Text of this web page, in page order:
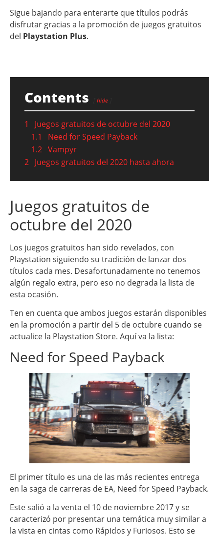
Sigue bajando para enterarte que títulos podrás
disfrutar gracias a la promoción de juegos gratuitos
del Playstation Plus.
Contents hide
1
Juegos gratuitos de octubre del 2020
1.1
Need for Speed Payback
1.2 Vampyr
2 Juegos gratuitos del 2020 hasta ahora
Juegos gratuitos de
octubre del 2020
Los juegos gratuitos han sido revelados, con
Playstation siguiendo su tradición de lanzar dos
títulos cada mes. Desafortunadamente no tenemos
algún regalo extra, pero eso no degrada la lista de
esta ocasión.
Ten en cuenta que ambos juegos estarán disponibles
en la promoción a partir del 5 de octubre cuando se
actualice la Playstation Store. Aquí va la lista:
Need for Speed Payback
El primer título es una de las más recientes entrega
en la saga de carreras de EA, Need for Speed Payback.
Este salió a la venta el 10 de noviembre 2017 y se
caracterizó por presentar una temática muy similar a
la vista en cintas como Rápidos y Furiosos. Esto se